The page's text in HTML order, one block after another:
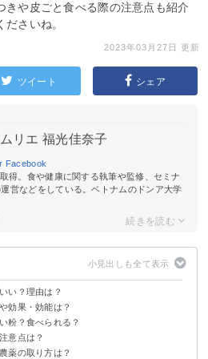
きや皮ごと食べる際の注意点も紹介
さいね。
2023年03月27日 更新
ツイート シェア
リエ 福光佳奈子
Facebook
得。食や健康に関する執筆や監修、セミナ
営などをしている。ベトナムのドンア大学
い？理由は？
ノールが含まれている
ジン
ニン
キン
効果・効能は？
粉？食べられる？
はブルームで食べられる
効果
意点は？
べない
薬の取り方は？